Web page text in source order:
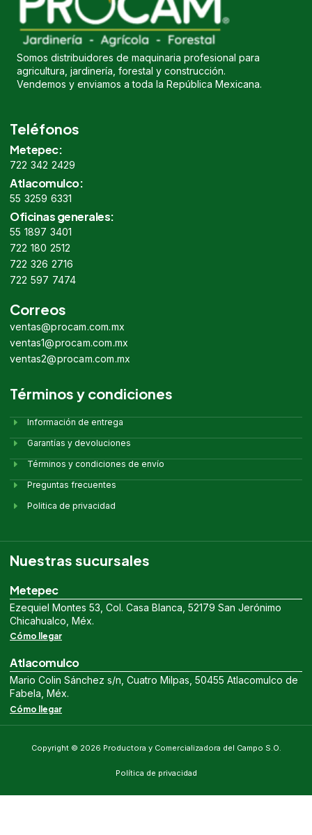
Somos distribuidores de maquinaria profesional para
agricultura, jardinería, forestal y construcción.
Vendemos y enviamos a toda la República Mexicana.
Teléfonos
Metepec:
722 342 2429
Atlacomulco:
55 3259 6331
Oficinas generales:
55 1897 3401
722 180 2512
722 326 2716
722 597 7474
Correos
ventas@procam.com.mx
ventas1@procam.com.mx
ventas2@procam.com.mx
Términos y condiciones
Información de entrega
Garantías y devoluciones
Términos y condiciones de envío
Preguntas frecuentes
Politica de privacidad
Nuestras sucursales
Metepec
Ezequiel Montes 53, Col. Casa Blanca, 52179 San Jerónimo
Chicahualco, Méx.
Cómo llegar
Atlacomulco
Mario Colin Sánchez s/n, Cuatro Milpas, 50455 Atlacomulco de
Fabela, Méx.
Cómo llegar
Copyright © 2026 Productora y Comercializadora del Campo S.O.
Política de privacidad